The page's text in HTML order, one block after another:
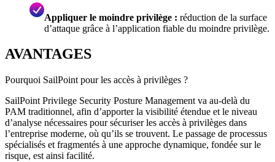
Appliquer le moindre privilège : réduction de la surface
d’attaque grâce à l’application fiable du moindre privilège.
AVANTAGES
Pourquoi SailPoint pour les accès à privilèges ?
SailPoint Privilege Security Posture Management va au-delà du
PAM traditionnel, afin d’apporter la visibilité étendue et le niveau
d’analyse nécessaires pour sécuriser les accès à privilèges dans
l’entreprise moderne, où qu’ils se trouvent. Le passage de processus
spécialisés et fragmentés à une approche dynamique, fondée sur le
risque, est ainsi facilité.